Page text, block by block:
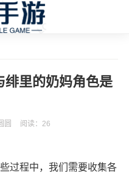
绯里的奶妈角色是
圆 阅读： 26
过程中，我们需要收集各